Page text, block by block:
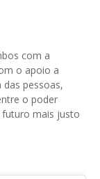
com a
o apoio a
pessoas,
o poder
futuro mais justo